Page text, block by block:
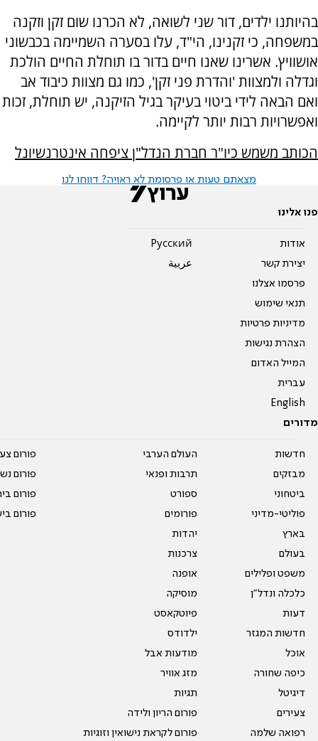
בהיותנו ילדים, דור שני לשואה, לא הכרנו שום זקן וזקנה
במשפחה, כי זקנינו, הי"ד, עלו בסערה השמיימה בכבשוני
אושוויץ. אשרינו שאנו חיים בדור בו תוחלת החיים הולכת
וגדלה ולמצוות 'והדרת פני זקן', כמו גם מצוות כיבוד אב
ואם הבאה לידי ביטוי בעיקר בגיל הזיקנה, יש תוחלת, זכות
ואפשרויות רבות יותר לקיימה.
הכותב משמש כיו"ר חברת הנדל"ן ציפחה אינטרנשיונל
מצאתם טעות או פרסומת לא ראויה? דווחו לנו
פנו אלינו
אודות
יצירת קשר
פרסמו אצלנו
תנאי שימוש
מדיניות פרטיות
הצהרת נגישות
המייל האדום
עברית
English
Pусский
عربية
מדורים
חדשות
מבזקים
ביטחוני
פוליטי-מדיני
בארץ
בעולם
משפט ופלילים
כלכלה ונדל"ן
דעות
חדשות המגזר
אוכל
כיפה שחורה
דיגיטל
צעירים
רפואה שלמה
העולם הערבי
תרבות ופנאי
ספורט
פורומים
יהדות
צרכנות
אופנה
מוסיקה
פיוטקאסט
ילדודס
מודעות אבל
מזג אוויר
תגיות
פורום הריון ולידה
פורום לקראת נישואין וזוגיות
פורום
פורום
פורום
פורום